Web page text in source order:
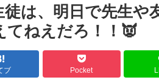
、為替介入...
しに行きます...
活～くぱ...
が衝撃告...
は、明日で先生や
ねえだろ！！👿
ブ Pocket